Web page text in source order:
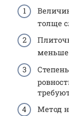
толще
меньше
Метод